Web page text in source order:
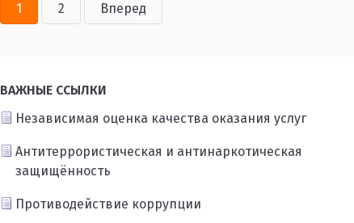
1 2 Вперед
ВАЖНЫЕ ССЫЛКИ
Независимая оценка качества оказания услуг
Антитеррористическая и антинаркотическая
защищённость
Противодействие коррупции